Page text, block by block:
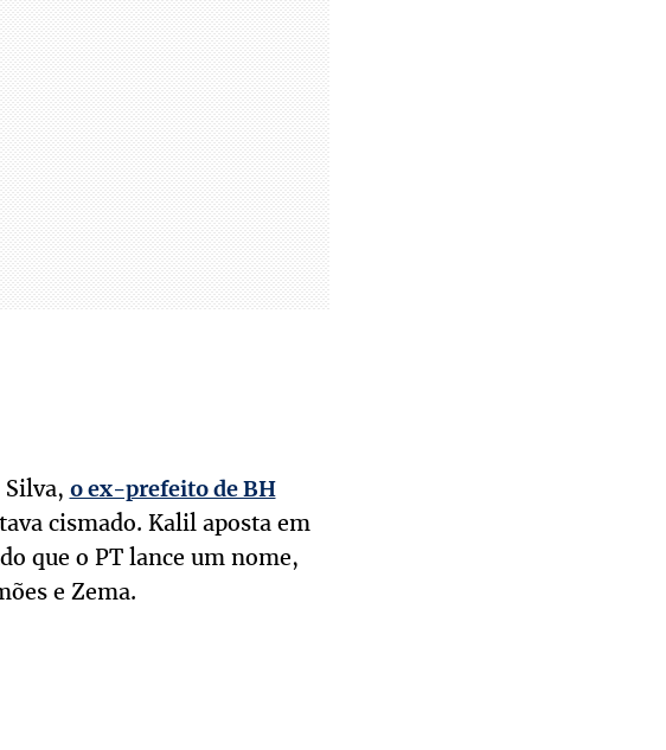
o ex-prefeito de BH
cismado. Kalil aposta em
que o PT lance um nome,
e Zema.